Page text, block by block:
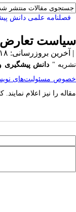
فصلنامه علمی دانش
سیاست تعارض
| آخرین بروزرسانی: ۱۴۰۲/۱۱/۱۸ |
نشریه " دانش پیشگیری
خصوص مسئولیت‌های
مقاله را نیز اعلام